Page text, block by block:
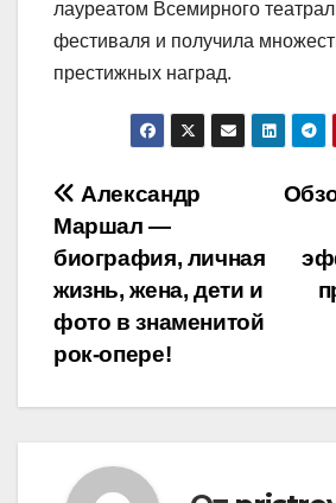
лауреатом Всемирного
фестиваля и получила
престижных наград.
Навигация
по
записям
Александр
Маршал —
биография, личная
жизнь, жена, дети и
фото в знаменитой
рок-опере!